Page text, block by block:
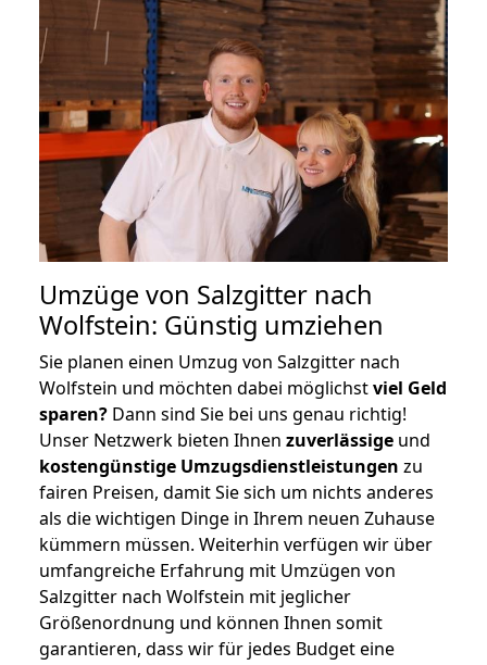
Umzüge von Salzgitter nach
Wolfstein: Günstig umziehen
Sie planen einen Umzug von Salzgitter nach
Wolfstein und möchten dabei möglichstviel Geld
sparen? Dann sind Sie bei uns genau richtig!
Unser Netzwerk bieten Ihnen zuverlässige und
kostengünstige Umzugsdienstleistungen zu
fairen Preisen, damit Sie sich um nichts anderes
als die wichtigen Dinge in Ihrem neuen Zuhause
kümmern müssen. Weiterhin verfügen wir über
umfangreiche Erfahrung mit Umzügen von
Salzgitter nach Wolfstein mit jeglicher
Größenordnung und können Ihnen somit
garantieren, dass wir für jedes Budget eine